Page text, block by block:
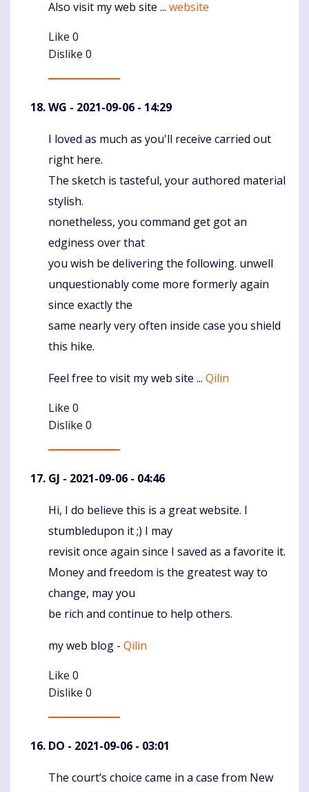
Also visit my web site ... website
Like 0
Dislike 0
WG - 2021-09-06 - 14:29
Komentaras
I loved as much as you'll receive carried out
right here.
The sketch is tasteful, your authored material
stylish.
nonetheless, you command get got an
edginess over that
you wish be delivering the following. unwell
unquestionably come more formerly again
since exactly the
same nearly very often inside case you shield
this hike.
Feel free to visit my web site ... Qilin
Like 0
Dislike 0
GJ - 2021-09-06 - 04:46
Komentaras
Hi, I do believe this is a great website. I
stumbledupon it ;) I may
revisit once again since I saved as a favorite it.
Money and freedom is the greatest way to
change, may you
be rich and continue to help others.
my web blog - Qilin
Like 0
Dislike 0
DO - 2021-09-06 - 03:01
Komentaras
The court’s choice came in a case from New